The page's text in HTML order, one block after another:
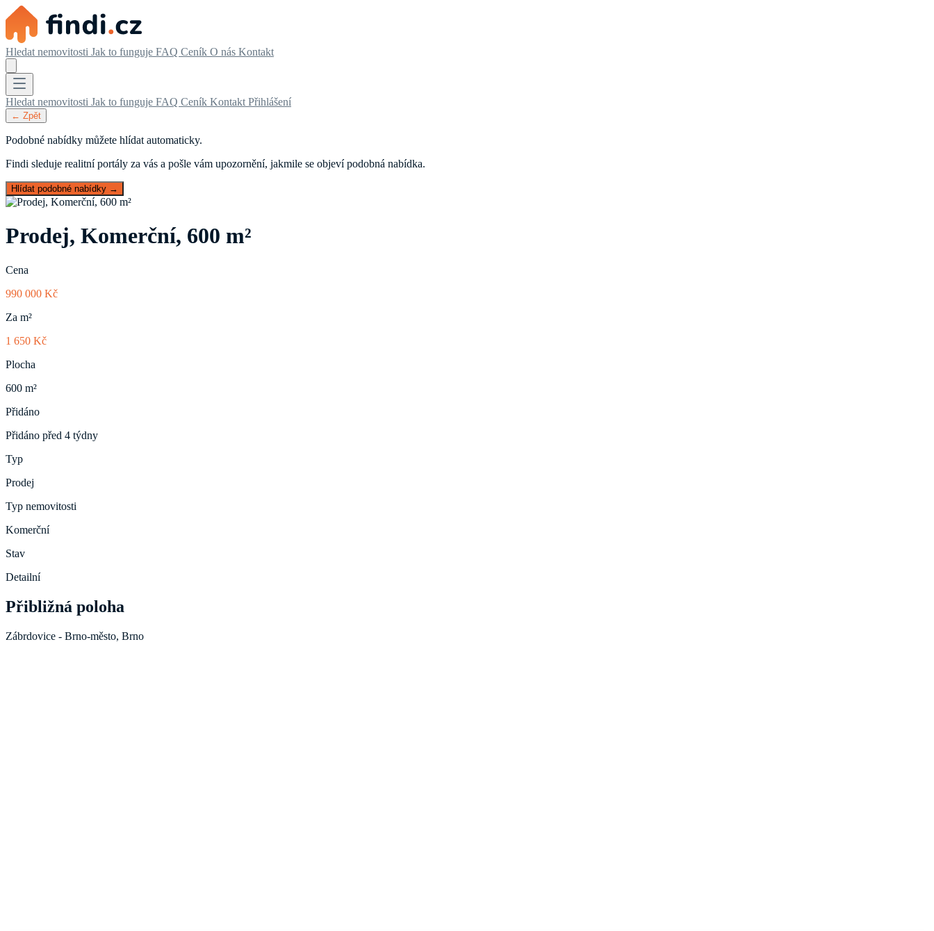
Hledat nemovitosti Jak to funguje FAQ Ceník O nás Kontakt
Hledat nemovitosti Jak to funguje FAQ Ceník Kontakt Přihlášení
← Zpět
Podobné nabídky můžete hlídat automaticky.
Findi sleduje realitní portály za vás a pošle vám upozornění, jakmile se objeví podobná nabídka.
Hlídat podobné nabídky →
Prodej, Komerční, 600 m²
Cena
990 000 Kč
Za m²
1 650 Kč
Plocha
600 m²
Přidáno
Přidáno před 4 týdny
Typ
Prodej
Typ nemovitosti
Komerční
Stav
Detailní
Přibližná poloha
Zábrdovice - Brno-město, Brno